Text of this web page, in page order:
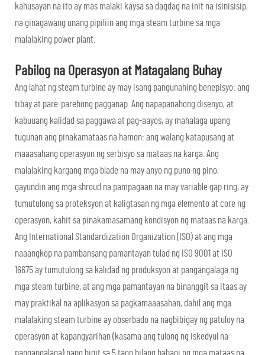
kahusayan na ito ay mas malaki kaysa sa dagdag na init na isinisisip,
na ginagawang unang pipiliin ang mga steam turbine sa mga
malalaking power plant.
Pabilog na Operasyon at Matagalang Buhay
Ang lahat ng steam turbine ay may isang pangunahing benepisyo: ang
tibay at pare-parehong pagganap. Ang napapanahong disenyo, at
kabuuang kalidad sa paggawa at pag-aayos, ay mahalaga upang
tugunan ang pinakamataas na hamon: ang walang katapusang at
maaasahang operasyon ng serbisyo sa mataas na karga. Ang
malalaking kargang mga blade na may anyo ng puno ng pino,
gayundin ang mga shroud na pampagaan na may variable gap ring, ay
tumutulong sa proteksyon at kaligtasan ng mga elemento at core ng
operasyon, kahit sa pinakamasamang kondisyon ng mataas na karga.
Ang International Standardization Organization (ISO) at ang mga
naaangkop na pambansang pamantayan tulad ng ISO 9001 at ISO
16675 ay tumutulong sa kalidad ng produksyon at pangangalaga ng
mga steam turbine; at ang mga pamantayan na binanggit sa itaas ay
may praktikal na aplikasyon sa pagkamaaasahan, dahil ang mga
malalaking steam turbine ay obserbado na nagbibigay ng patuloy na
operasyon at kapangyarihan (kasama ang tulong ng iskedyul na
pangangalaga) nang higit sa 5 taon bilang bahagi ng mga mataas na